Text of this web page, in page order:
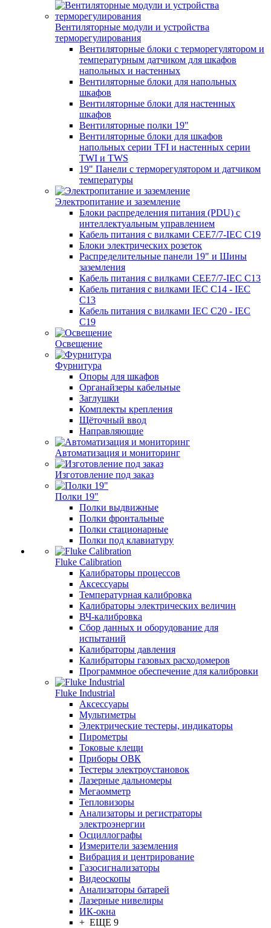
Вентиляторные модули и устройства
терморегулирования
Вентиляторные блоки с терморегулятором и
температурным датчиком для шкафов
напольных и настенных
Вентиляторные блоки для напольных
шкафов
Вентиляторные блоки для настенных
шкафов
Вентиляторные полки 19"
Вентиляторные блоки для шкафов
напольных серии TFI и настенных серии
TWI и TWS
19" Панели с терморегулятором и датчиком
температуры
Электропитание и заземление
Блоки распределения питания (PDU) с
интеллектуальным управлением
Кабель питания с вилками CEE7/7-IEC C19
Блоки электрических розеток
Распределительные панели 19" и Шины
заземления
Кабель питания с вилками CEE7/7-IEC C13
Кабель питания с вилками IEC C14 - IEC
C13
Кабель питания с вилками IEC C20 - IEC
C19
Освещение
Фурнитура
Опоры для шкафов
Органайзеры кабельные
Заглушки
Комплекты крепления
Щёточный ввод
Направляющие
Автоматизация и мониторинг
Изготовление под заказ
Полки 19"
Полки выдвижные
Полки фронтальные
Полки стационарные
Полки под клавиатуру
Fluke Calibration
Калибраторы процессов
Аксессуары
Температурная калибровка
Калибраторы электрических величин
ВЧ-калибровка
Сбор данных и оборудование для
испытаний
Калибраторы давления
Калибраторы газовых расходомеров
Программное обеспечение для калибровки
Fluke Industrial
Аксессуары
Мультиметры
Электрические тестеры, индикаторы
Пирометры
Токовые клещи
Приборы ОВК
Тестеры электроустановок
Лазерные дальномеры
Мегаомметр
Тепловизоры
Анализаторы и регистраторы
электроэнергии
Осциллографы
Измерители заземления
Вибрация и центрирование
Газосигнализаторы
Видеоскопы
Анализаторы батарей
Лазерные нивелиры
ИК-окна
+ ЕЩЕ 9